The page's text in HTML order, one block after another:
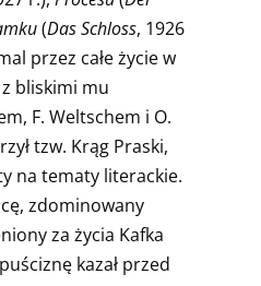
(Das Schloss, 1926
przez całe życie w
bliskimi mu
F. Weltschem i O.
tzw. Krąg Praski,
na tematy literackie.
zdominowany
za życia Kafka
kazał przed